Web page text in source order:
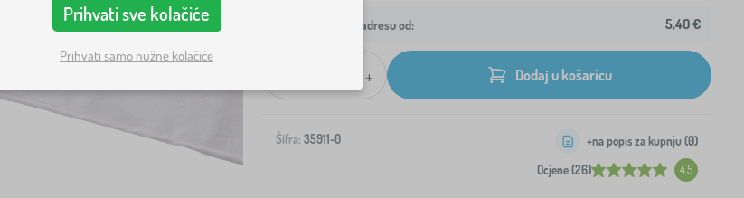
Dostava na vašu adresu od: 5,40 €
+ Dodaj u košaricu
Šifra: 35911-0
Ocjene (26) 4.5
+na popis za kupnju (0)
Prihvati sve kolačiće
Prihvati samo nužne kolačiće